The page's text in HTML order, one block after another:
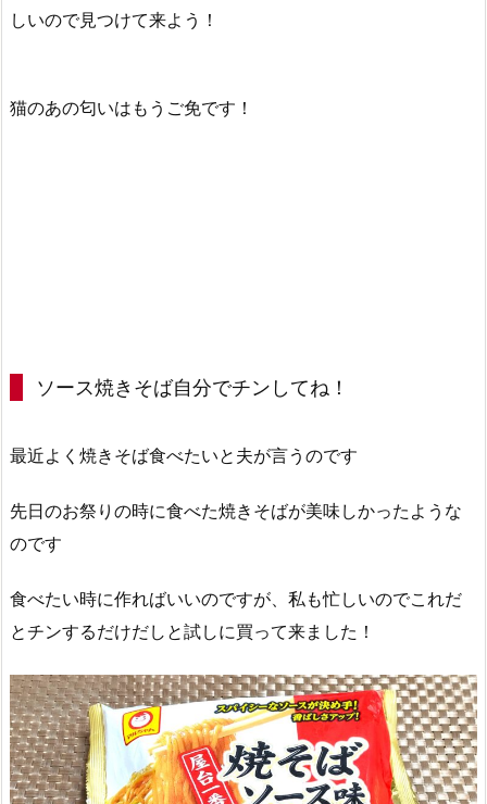
しいので見つけて来よう！
猫のあの匂いはもうご免です！
ソース焼きそば自分でチンしてね！
最近よく焼きそば食べたいと夫が言うのです
先日のお祭りの時に食べた焼きそばが美味しかったような
のです
食べたい時に作ればいいのですが、私も忙しいのでこれだ
とチンするだけだしと試しに買って来ました！